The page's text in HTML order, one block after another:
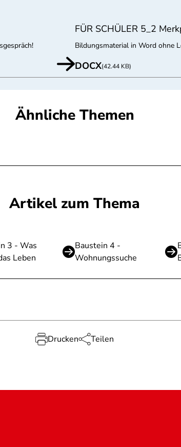
FÜR SCHÜLER 5_2
Bildungsmaterial in Word ohne
DOCX(42.44 KB)
Ähnliche Themen
Artikel zum Thema
3 - Was
Leben
Baustein 4 -
Wohnungssuche
Drucken Teilen